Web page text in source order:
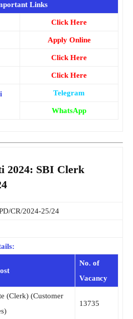
Links
Click Here
Apply Online
Click Here
Click Here
Telegram
WhatsApp
2024: SBI Clerk
CR/2024-25/24
No. of
Vacancy
(Clerk) (Customer
13735